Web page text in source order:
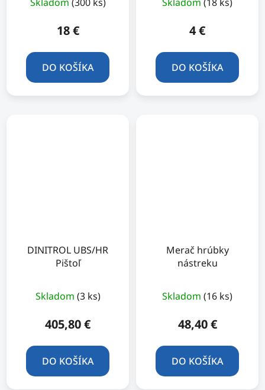
18 €
DO KOŠÍKA
4 €
DO KOŠÍKA
DINITROL UBS/HR
Pištoľ
Skladom (3 ks)
405,80 €
DO KOŠÍKA
Merač hrúbky
nástreku
Skladom (16 ks)
48,40 €
DO KOŠÍKA